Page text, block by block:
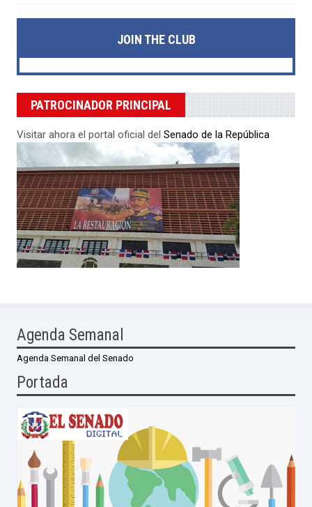
JOIN THE CLUB
PATROCINADOR PRINCIPAL
Visitar ahora el portal oficial del Senado de la República
Agenda Semanal
Agenda Semanal del Senado
Portada